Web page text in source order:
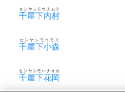
千屋下内村
センヤシモウチムラ
千屋下小森
センヤシモコモリ
千屋下花岡
センヤシモハナオカ